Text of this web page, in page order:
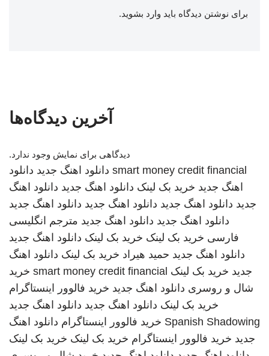
برای نوشتن دیدگاه باید وارد بشوید.
آخرین دیدگاه‌ها
دیدگاهی برای نمایش وجود ندارد.
smart money credit financial دانلود اهنگ جدید دانلود
اهنگ جدید خرید بک لینک دانلود اهنگ جدید دانلود اهنگ
جدید دانلود اهنگ جدید دانلود اهنگ جدید دانلود اهنگ جدید
دانلود اهنگ جدید دانلود اهنگ جدید مترجم انگلیسی
فارسی خرید بک لینک خرید بک لینک دانلود اهنگ جدید
دانلود اهنگ جدید حمید هیراد خرید بک لینک دانلود اهنگ
جدید خرید بک لینک smart money credit financial خرید
شال و روسری دانلود اهنگ جدید خرید فالوور اینستاگرام
خرید بک لینک دانلود اهنگ جدید دانلود اهنگ جدید
Spanish Shadowing خرید فالوور اینستاگرام دانلود اهنگ
جدید خرید فالوور اینستاگرام خرید بک لینک خرید بک لینک